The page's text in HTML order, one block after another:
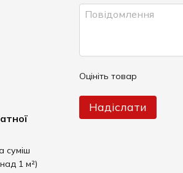
суміш
1 м²)
Оцініть товар
Надіслати